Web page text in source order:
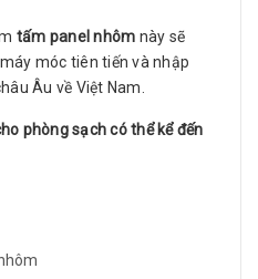
tấm panel nhôm này sẽ
móc tiên tiến và nhập
Âu về Việt Nam.
phòng sạch có thể kể đến